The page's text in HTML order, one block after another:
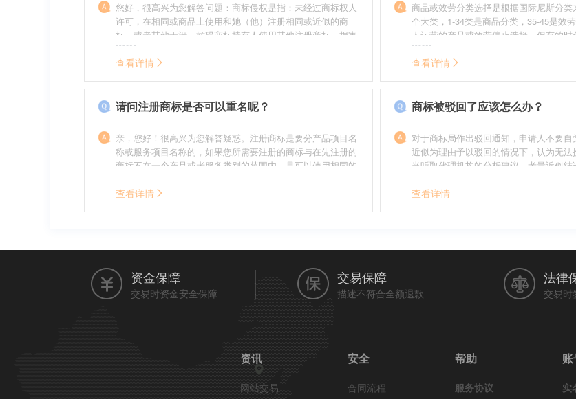
您好，很高兴为您解答问题：商标侵权是指：未经过商标权人
许可，在相同或商品上使用和她（他）注册相同或近似的商
标，或者其他干涉、妨碍商标持有人使用其他注册商标，损害
商标持有人合法权益的其他行为。侵权的人通常需要承担侵权
的责任，明知侵权的行为的人要承担赔偿的责任。情节严重
查看详情
商品或效劳分类选择是根据国际尼斯分
个大类，1-34类是商品分类，35-45是效
人运营的产品或效劳停止选择。但有的
在分类表中明白列出，而且也无法由一个
去，这就呈现了跨类别的状况，对这样的
无法全面的停止维护。
查看详情
请问注册商标是否可以重名呢？
亲，您好！很高兴为您解答疑惑。注册商标是要分产品项目名
称或服务项目名称的，如果您所需要注册的商标与在先注册的
商标不在一个产品或者服务类别的范围内，是可以使用相同的
名称的。希望我的回答能帮到您。
查看详情
商标被驳回了应该怎么办？
对于商标局作出驳回通知，申请人不要
近似为理由予以驳回的情况下，认为无
当听取代理机构的分析建议，考量近似结
最终决定是选择放弃还是进行复审，从而
利益（很多商标最后取得成功都是复审争
查看详情
资金保障
交易时资金安全保障
交易保障
描述不符合全额退款
法律
交易时
资讯
网站交易
安全
合同流程
帮助
服务协议 实